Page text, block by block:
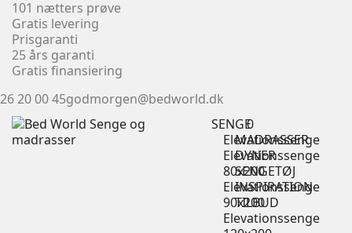
101 nætters prøve
Gratis levering
Prisgaranti
25 års garanti
Gratis finansiering
26 20 00 45godmorgen@bedworld.dk
SENGE
Elevationssenge
Elevationssenge
80x200
Elevationssenge
90x200
Elevationssenge
MADRASSER
DYNER
SENGETØJ
INSPIRATION
TILBUD
0